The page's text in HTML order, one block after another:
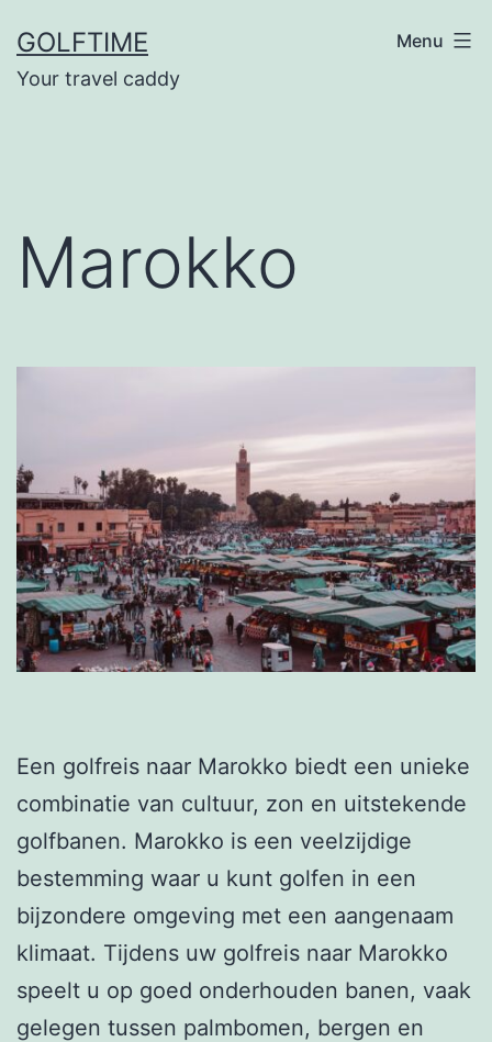
naar
de
GOLFTIME
Your travel caddy
Menu
Marokko
Een golfreis naar Marokko biedt een unieke
combinatie van cultuur, zon en uitstekende
golfbanen. Marokko is een veelzijdige
bestemming waar u kunt golfen in een
bijzondere omgeving met een aangenaam
klimaat. Tijdens uw golfreis naar Marokko
speelt u op goed onderhouden banen, vaak
gelegen tussen palmbomen, bergen en